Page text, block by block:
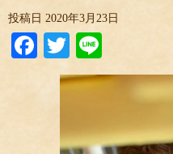
投稿日 2020年3月23日
Facebook
Twitter